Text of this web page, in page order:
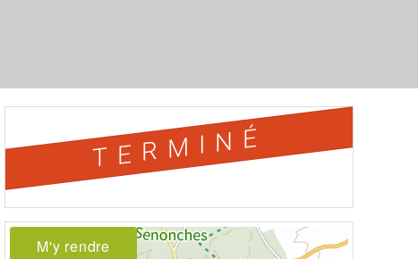
TERMINÉ
M'y rendre